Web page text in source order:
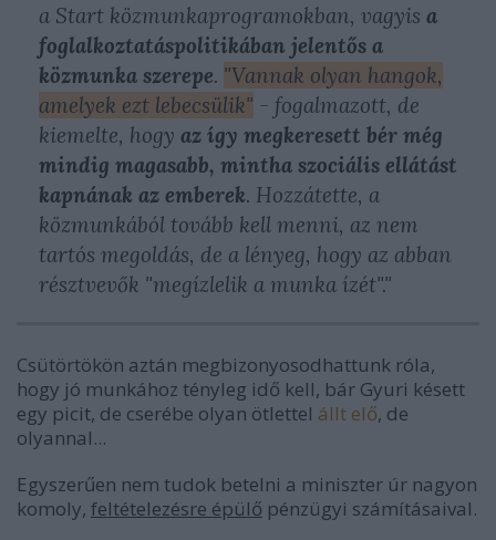
a Start közmunkaprogramokban, vagyis a
foglalkoztatáspolitikában jelentős a
közmunka szerepe. "Vannak olyan hangok,
amelyek ezt lebecsülik" - fogalmazott, de
kiemelte, hogy az így megkeresett bér még
mindig magasabb, mintha szociális ellátást
kapnának az emberek. Hozzátette, a
közmunkából tovább kell menni, az nem
tartós megoldás, de a lényeg, hogy az abban
résztvevők "megízlelik a munka ízét"."
Csütörtökön aztán megbizonyosodhattunk róla,
hogy jó munkához tényleg idő kell, bár Gyuri késett
egy picit, de cserébe olyan ötlettel állt elő, de
olyannal...
Egyszerűen nem tudok betelni a miniszter úr nagyon
komoly, feltételezésre épülő pénzügyi számításaival.